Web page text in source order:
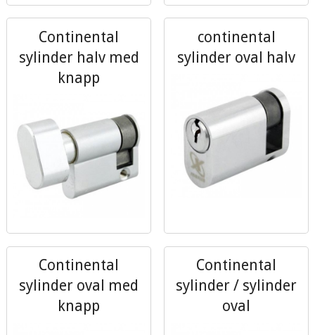
Continental
sylinder halv med
knapp
continental
sylinder oval halv
Continental
sylinder oval med
knapp
Continental
sylinder / sylinder
oval